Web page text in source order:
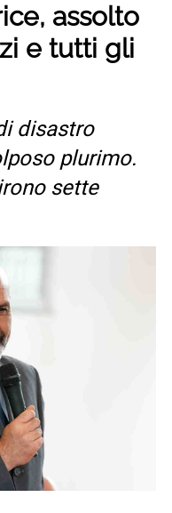
assolto
e tutti gli
disastro
plurimo.
sette